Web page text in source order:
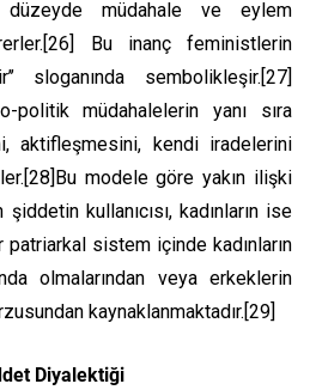
müdahale ve eylem
[26]
Bu inanç feministlerin
sloganında sembolikleşir.[27]
politik müdahalelerin yanı sıra
aktifleşmesini, kendi iradelerini
[28]Bu modele göre yakın ilişki
kullanıcısı, kadınların ise
patriarkal sistem içinde kadınların
olmalarından veya erkeklerin
kaynaklanmaktadır.[29]
Diyalektiği